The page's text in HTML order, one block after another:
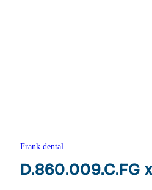
Frank dental
D.860.009.C.FG